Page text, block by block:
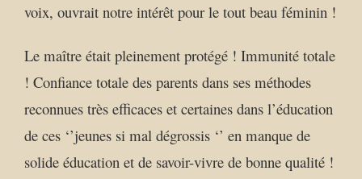
voix, ouvrait notre intérêt pour le tout beau féminin !
Le maître était pleinement protégé ! Immunité totale
! Confiance totale des parents dans ses méthodes
reconnues très efficaces et certaines dans l’éducation
de ces ‘’jeunes si mal dégrossis ‘’ en manque de
solide éducation et de savoir-vivre de bonne qualité !